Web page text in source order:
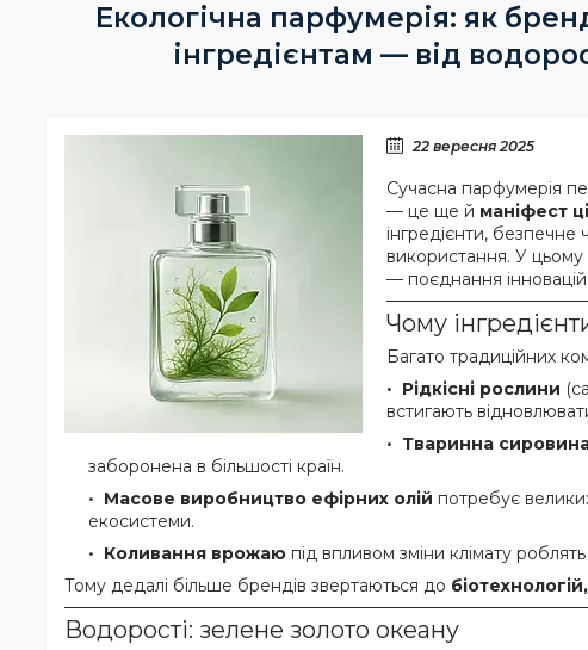
Екологічна парфумерія: як
інгредієнтам — від
22 вересня 2025
Сучасна парфумерія
— це ще й маніфест
інгредієнти,
використання. У
— поєднання інновацій,
Чому
Багато традиційних
Рідкісні рослини
встигають
Тваринна
заборонена в більшості країн.
Масове виробництво ефірних олій потребує
екосистеми.
Коливання врожаю під впливом зміни клімату
Тому дедалі більше брендів звертаються до
Водорості: зелене золото океану